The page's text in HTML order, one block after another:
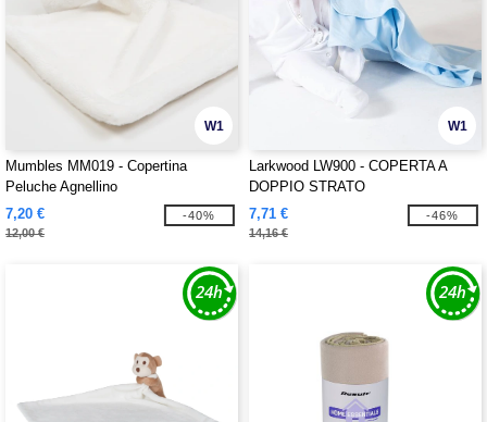
W1
Mumbles MM019 - Copertina
Peluche Agnellino
7,20 €
12,00 €
-40%
W1
Larkwood LW900 - COPERTA A
DOPPIO STRATO
7,71 €
14,16 €
-46%